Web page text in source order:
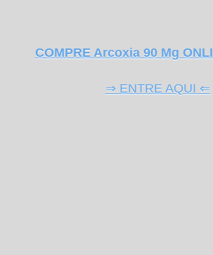
COMPRE Arcoxia 90 Mg
⇒ ENTRE AQUI ⇐